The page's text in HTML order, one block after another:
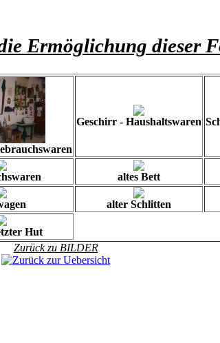
Ermöglichung dieser
Geschirr - Haushaltswaren
altes Bett
alter Schlitten
Hut
Zurück zu BILDER